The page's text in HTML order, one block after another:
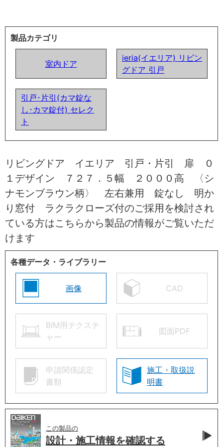
製品カテゴリ
室内ドア
ieria(イエリア) リビン
グドア 引戸
引戸･片引(カマ錠な
し･カマ錠付) セレク
ト
リビングドア イエリア 引戸・片引 扉 ０
１デザイン ７２７．５幅 ２０００高 〈シ
ナモンブラウン柄〉 左右兼用 錠なし 明か
り窓付 ラクラクローズ付のご採用を検討され
ている方はこちらから製品の情報がご覧いただ
けます
各種データ・ライブラリー
画像 CAD
BIM用テクスチ
ャー
図面PDF
申請関係認定
書類
施工・取扱説
明書
この製品の
設計・施工情報を確認する